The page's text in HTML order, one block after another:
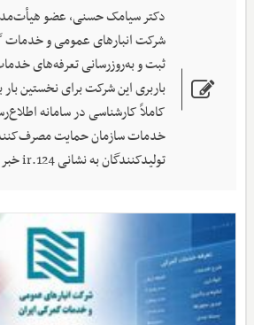
دکتر سیامک حسنی، عضو
شرکت انبارهای عمومی و خدمات
ثبت و به‌روزرسانی تعرفه‌های
باربری این شرکت برای نخستین
کاملاً کارشناسی در سامانه
خدمات سازمان حمایت
تولیدکنندگان به نشانی 124.ir خبر داد.